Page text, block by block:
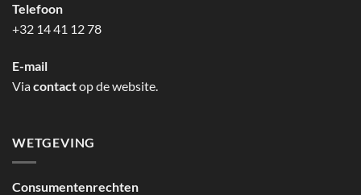
Telefoon
+32 14 41 12 78
E-mail
Viacontactop de website.
WETGEVING
Consumentenrechten